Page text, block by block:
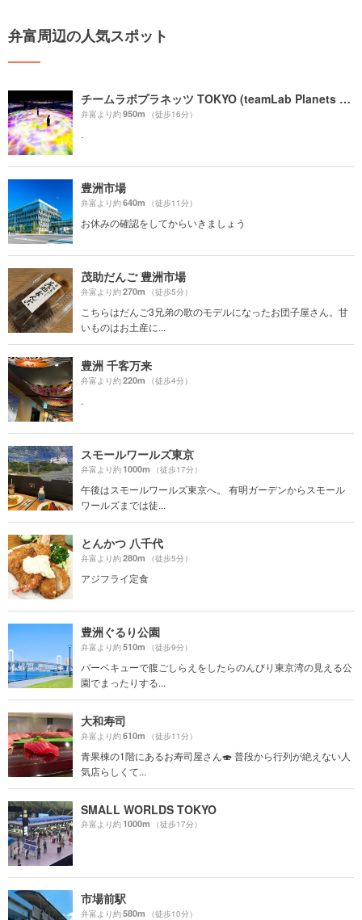
弁富周辺の人気スポット
チームラボプラネッツ TOKYO (teamLab Planets TOKYO) DMM
弁富より約950m （徒歩16分）
.
豊洲市場
弁富より約640m （徒歩11分）
お休みの確認をしてからいきましょう
茂助だんご 豊洲市場
弁富より約270m （徒歩5分）
こちらはだんご3兄弟の歌のモデルになったお団子屋さん。甘
いものはお土産に...
豊洲 千客万来
弁富より約220m （徒歩4分）
.
スモールワールズ東京
弁富より約1000m （徒歩17分）
午後はスモールワールズ東京へ。 有明ガーデンからスモール
ワールズまでは徒...
とんかつ 八千代
弁富より約280m （徒歩5分）
アジフライ定食
豊洲ぐるり公園
弁富より約510m （徒歩9分）
バーベキューで腹ごしらえをしたらのんびり東京湾の見える公
園でまったりする...
大和寿司
弁富より約610m （徒歩11分）
青果棟の1階にあるお寿司屋さん🍣 普段から行列が絶えない人
気店らしくて...
SMALL WORLDS TOKYO
弁富より約1000m （徒歩17分）
市場前駅
弁富より約580m （徒歩10分）